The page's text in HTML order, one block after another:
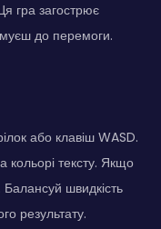
гра загострює
до перемоги.
або клавіш WASD.
кольорі тексту. Якщо
швидкість
результату.